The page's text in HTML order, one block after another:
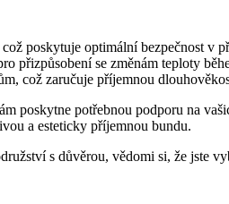
poskytuje optimální bezpečnost v
přizpůsobení se změnám teploty
což zaručuje příjemnou
potřebnou podporu na
a esteticky příjemnou bundu.
s důvěrou, vědomi si, že jste